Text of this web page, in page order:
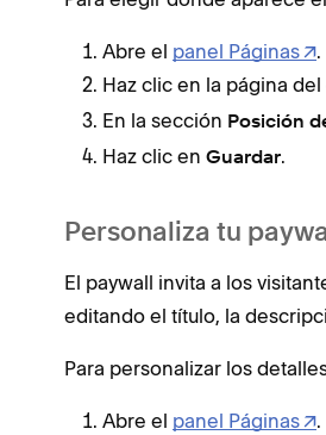
Abre el panel Páginas
.
Haz clic en la página
En la sección Posición
Haz clic en Guardar.
Personaliza tu
El paywall invita a los
editando el título, la
Para personalizar los
Abre el panel Páginas .